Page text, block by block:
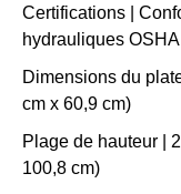
Certifications |
hydrauliques OSHA
Dimensions du
cm x 60,9 cm)
Plage de hauteur |
100,8 cm)